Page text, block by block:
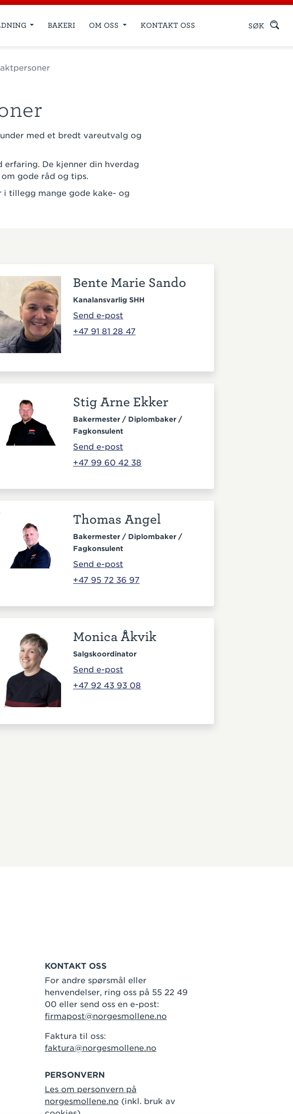
BAKERI OM OSS KONTAKT OSS SØK
med et bredt vareutvalg og
De kjenner din hverdag
gode råd og tips.
i tillegg mange gode kake- og
Bente Marie Sando
Kanalansvarlig SHH
Send e-post
+47 91 81 28 47
Stig Arne Ekker
Bakermester / Diplombaker /
Fagkonsulent
Send e-post
+47 99 60 42 38
Thomas Angel
Bakermester / Diplombaker /
Fagkonsulent
Send e-post
+47 95 72 36 97
Monica Åkvik
Salgskoordinator
Send e-post
+47 92 43 93 08
KONTAKT OSS
For andre spørsmål eller
henvendelser, ring oss på 55 22 49
00 eller send oss en e-post:
firmapost@norgesmollene.no
Faktura til oss:
faktura@norgesmollene.no
PERSONVERN
Les om personvern på
norgesmollene.no (inkl. bruk av